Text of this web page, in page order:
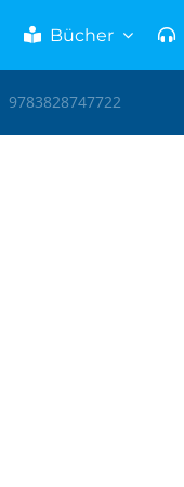
Bücher
9783828747722